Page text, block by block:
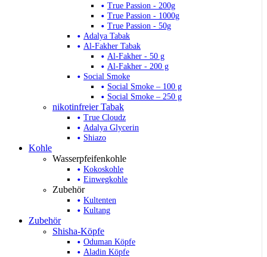
True Passion - 200g
True Passion - 1000g
True Passion - 50g
Adalya Tabak
Al-Fakher Tabak
Al-Fakher - 50 g
Al-Fakher - 200 g
Social Smoke
Social Smoke – 100 g
Social Smoke – 250 g
nikotinfreier Tabak
True Cloudz
Adalya Glycerin
Shiazo
Kohle
Wasserpfeifenkohle
Kokoskohle
Einwegkohle
Zubehör
Kultenten
Kultang
Zubehör
Shisha-Köpfe
Oduman Köpfe
Aladin Köpfe